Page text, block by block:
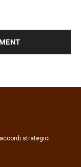
strategici